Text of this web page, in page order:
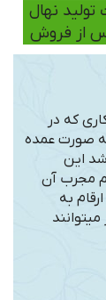
تولید نهال
از فروش
که در
صورت عمده
این
مجرب آن
به